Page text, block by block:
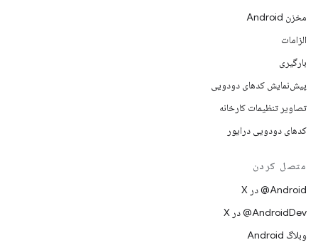
مخزن Android
الزامات
بارگیری
پیش‌نمایش کدهای دودویی
تصاویر تنظیمات کارخانه
کدهای دودویی درایور
متصل کردن
‫‎@Android در X
‫‎@AndroidDev در X
وبلاگ Android